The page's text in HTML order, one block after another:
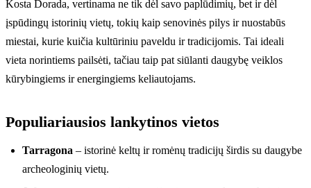
Kosta Dorada, vertinama ne tik dėl savo paplūdimių, bet ir dėl
įspūdingų istorinių vietų, tokių kaip senovinės pilys ir nuostabūs
miestai, kurie kuičia kultūriniu paveldu ir tradicijomis. Tai ideali
vieta norintiems pailsėti, tačiau taip pat siūlanti daugybę veiklos
kūrybingiems ir energingiems keliautojams.
Populiariausios lankytinos vietos
Tarragona – istorinė keltų ir romėnų tradicijų širdis su daugybe
archeologinių vietų.